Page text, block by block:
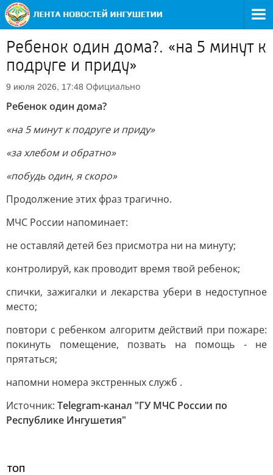
Ребенок один дома?. «на 5 минут к
подруге и приду»
9 июля 2026, 17:48 Официально
Ребенок один дома?
«на 5 минут к подруге и приду»
«за хлебом и обратно»
«побудь один, я скоро»
Продолжение этих фраз трагично.
МЧС России напоминает:
не оставляй детей без присмотра ни на минуту;
контролируй, как проводит время твой ребенок;
спички, зажигалки и лекарства убери в недоступное
место;
повтори с ребенком алгоритм действий при пожаре:
покинуть помещение, позвать на помощь - не
прятаться;
напомни номера экстренных служб .
Источник: Telegram-канал "ГУ МЧС России по
Республике Ингушетия"
ТОП